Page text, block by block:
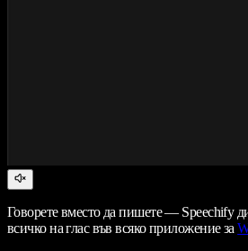
Говорете вместо да пишете — Speechify
всичко на глас във всяко приложение за